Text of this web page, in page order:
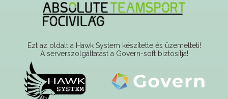
Ezt az oldalt a Hawk System készítette és üzemelteti!